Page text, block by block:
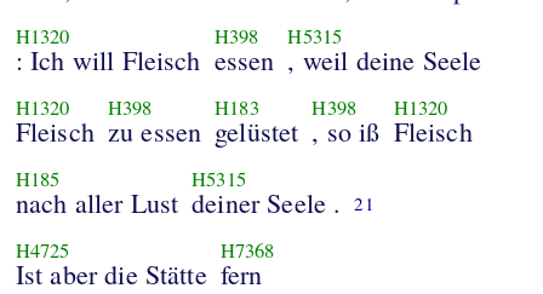
H1320
: Ich will Fleisch
H398
essen
H5315
, weil deine Seele
H1320
Fleisch
H398
zu essen
H183
gelüstet
H398
, so iß
H1320
Fleisch
H185
nach aller Lust
H5315
deiner Seele . 21
H4725
Ist aber die Stätte
H7368
fern